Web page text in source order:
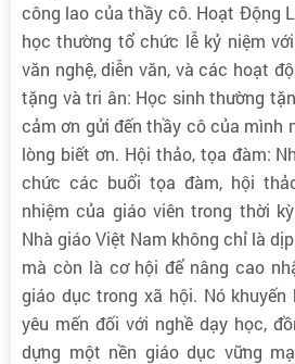
công lao của thầy cô. Hoạt Động
học thường tổ chức lễ kỷ niệm
văn nghệ, diễn văn, và các hoạt
tặng và tri ân: Học sinh thường
cảm ơn gửi đến thầy cô của mình
lòng biết ơn. Hội thảo, tọa đàm:
chức các buổi tọa đàm, hội
nhiệm của giáo viên trong thời
Nhà giáo Việt Nam không chỉ là
mà còn là cơ hội để nâng cao
giáo dục trong xã hội. Nó
yêu mến đối với nghề dạy học,
dựng một nền giáo dục vững